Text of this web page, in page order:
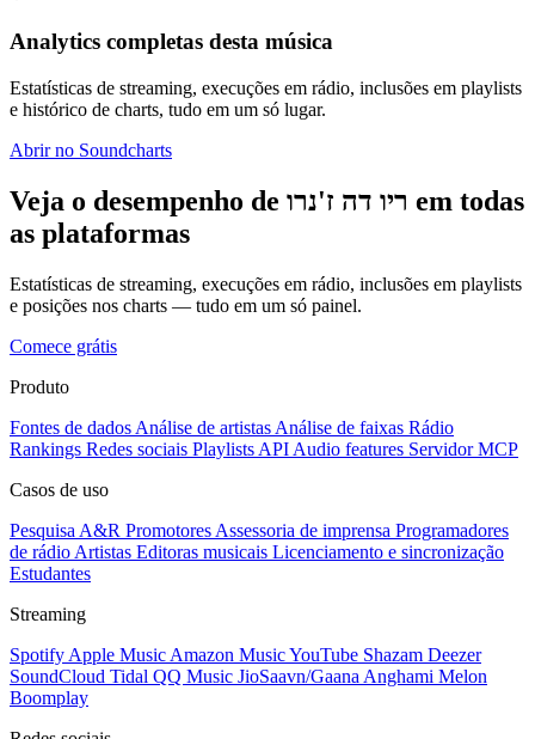
Analytics completas desta música
Estatísticas de streaming, execuções em rádio, inclusões em playlists
e histórico de charts, tudo em um só lugar.
Abrir no Soundcharts
Veja o desempenho de ריו דה ז'נרו em todas
as plataformas
Estatísticas de streaming, execuções em rádio, inclusões em playlists
e posições nos charts — tudo em um só painel.
Comece grátis
Produto
Fontes de dados Análise de artistas Análise de faixas Rádio
Rankings Redes sociais Playlists API Audio features Servidor MCP
Casos de uso
Pesquisa A&R Promotores Assessoria de imprensa Programadores
de rádio Artistas Editoras musicais Licenciamento e sincronização
Estudantes
Streaming
Spotify Apple Music Amazon MusicYouTube Shazam Deezer
SoundCloud Tidal QQ Music JioSaavn/Gaana Anghami Melon
Boomplay